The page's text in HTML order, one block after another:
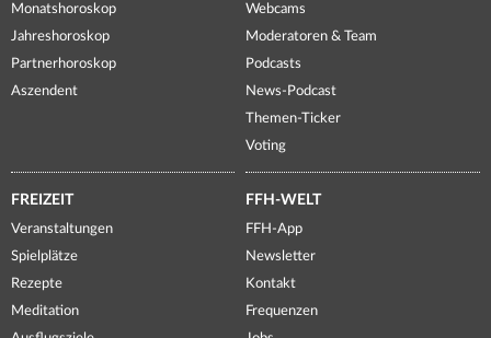
Monatshoroskop
Jahreshoroskop
Partnerhoroskop
Aszendent
Webcams
Moderatoren & Team
Podcasts
News-Podcast
Themen-Ticker
Voting
FREIZEIT
Veranstaltungen
Spielplätze
Rezepte
Meditation
FFH-WELT
FFH-App
Newsletter
Kontakt
Frequenzen